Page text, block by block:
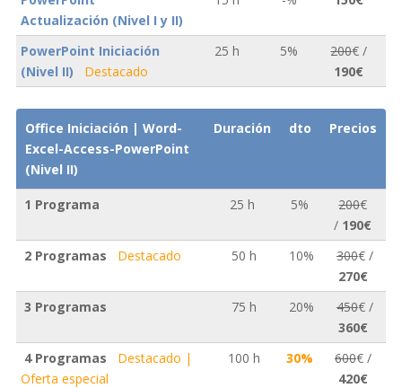
Actualización (Nivel I y II)
PowerPoint Iniciación
(Nivel II)
Destacado
25 h 5% 200€ /
190€
Office Iniciación | Word-
Excel-Access-PowerPoint
(Nivel II)
Duración dto Precios
1 Programa 25 h 5% 200€
/ 190€
2 Programas
Destacado 50 h 10% 300€ /
270€
3 Programas
75 h 20% 450€ /
360€
4 Programas
Destacado |
Oferta especial
100 h 30% 600€ /
420€